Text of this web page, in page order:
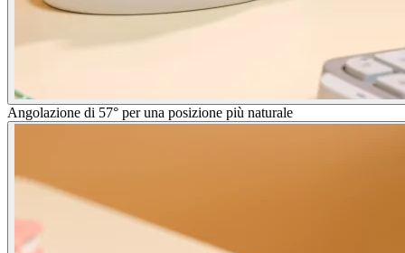
Angolazione di 57° per una posizione più naturale